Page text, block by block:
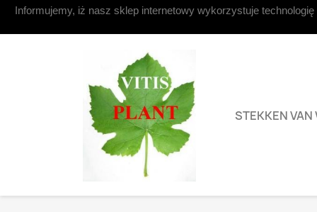
Contacteer ons
STEKKEN
Informujemy, iż nasz sklep internetowy wykorzystuje